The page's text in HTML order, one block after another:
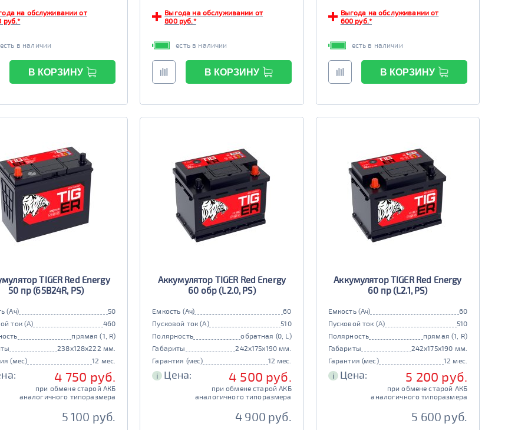
на обслуживании от
руб.*
есть в наличии
В КОРЗИНУ
Выгода на обслуживании от
800 руб.*
есть в наличии
В КОРЗИНУ
Выгода на обслуживании от
600 руб.*
есть в наличии
В КОРЗИНУ
TIGER Red Energy
50 пр (65B24R, PS)
(Ач)
50
ток (А)
460
прямая (1, R)
238x128x222 мм.
(мес)
12 мес.
4 750 руб.
при обмене старой АКБ
аналогичного типоразмера
5 100 руб.
Аккумулятор TIGER Red Energy
60 обр (L2.0, PS)
Емкость (Ач)
60
Пусковой ток (А)
510
Полярность
обратная (0, L)
Габариты
242x175x190 мм.
Гарантия (мес)
12 мес.
i Цена: 4 500 руб.
при обмене старой АКБ
аналогичного типоразмера
4 900 руб.
Аккумулятор TIGER Red Energy
60 пр (L2.1, PS)
Емкость (Ач)
60
Пусковой ток (А)
510
Полярность
прямая (1, R)
Габариты
242x175x190 мм.
Гарантия (мес)
12 мес.
i Цена: 5 200 руб.
при обмене старой АКБ
аналогичного типоразмера
5 600 руб.